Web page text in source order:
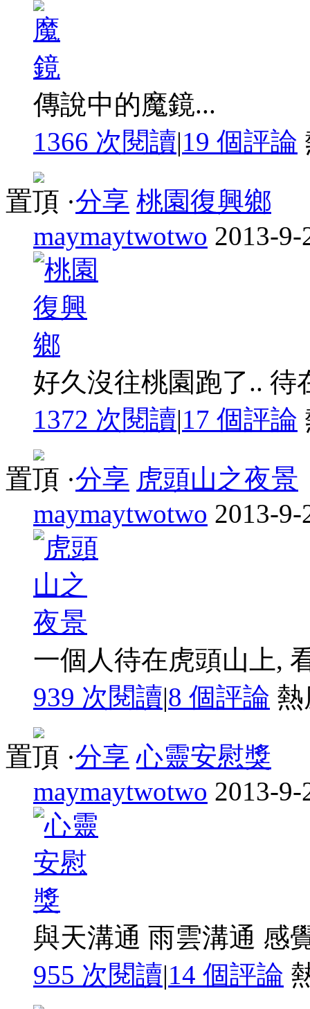
傳說中的魔鏡...
1366 次閱讀|19 個評論
置頂 ·分享 桃園復興鄉
maymaytwotwo 2013-9-
好久沒往桃園跑了.. 待
1372 次閱讀|17 個評論
置頂 ·分享 虎頭山之夜景
maymaytwotwo 2013-9-
一個人待在虎頭山上,
939 次閱讀|8 個評論
置頂 ·分享 心靈安慰獎
maymaytwotwo 2013-9-
與天溝通 雨雲溝通 感
955 次閱讀|14 個評論